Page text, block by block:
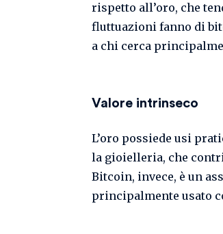
rispetto all’oro, che
fluttuazioni fanno di
a chi cerca
Valore intrinseco
L’oro possiede usi
la gioielleria, che
Bitcoin, invece, è un
principalmente usato